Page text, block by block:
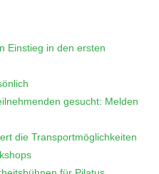
Einstieg in den ersten
gesucht: Melden
die Transportmöglichkeiten